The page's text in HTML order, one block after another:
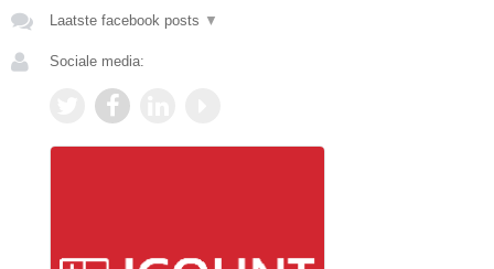
Laatste facebook posts ▼
Sociale media: